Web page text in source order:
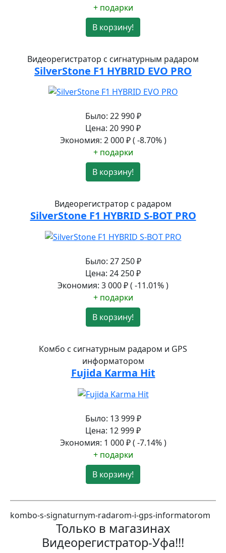
+ подарки
В корзину!
Видеорегистратор с сигнатурным радаром
SilverStone F1 HYBRID EVO PRO
Было: 22 990 ₽
Цена: 20 990₽
Экономия: 2 000 ₽ ( -8.70% )
+ подарки
В корзину!
Видеорегистратор c радаром
SilverStone F1 HYBRID S-BOT PRO
Было: 27 250 ₽
Цена: 24 250₽
Экономия: 3 000₽( -11.01% )
+ подарки
В корзину!
Комбо с сигнатурным радаром и GPS
информатором
Fujida Karma Hit
Было: 13 999 ₽
Цена: 12 999₽
Экономия: 1 000 ₽ ( -7.14% )
+ подарки
В корзину!
kombo-s-signaturnym-radarom-i-gps-informatorom
Только в магазинах
Видеорегистратор-Уфа!!!